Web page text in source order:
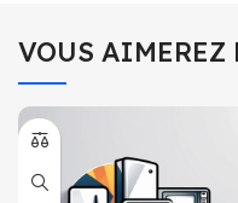
VOUS AIMEREZ